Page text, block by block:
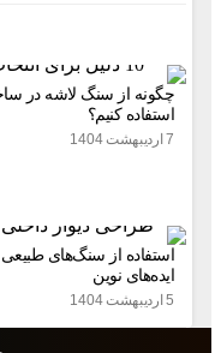
از سنگ لاشه در ساخت
کنیم؟
از سنگ‌های طبیعی در
نوین